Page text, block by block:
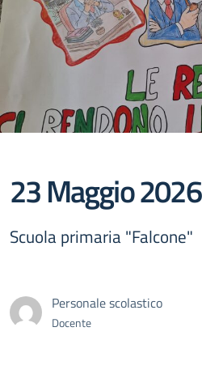
23 Maggio 2026
Scuola primaria "Falcone"
Personale scolastico
Docente